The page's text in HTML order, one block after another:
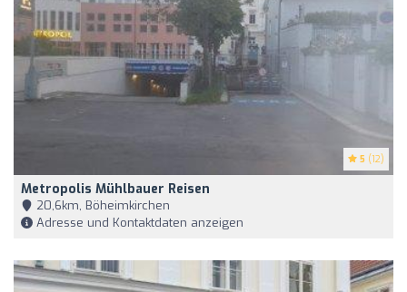
5 (12)
Metropolis Mühlbauer Reisen
20,6km, Böheimkirchen
Adresse und Kontaktdaten anzeigen